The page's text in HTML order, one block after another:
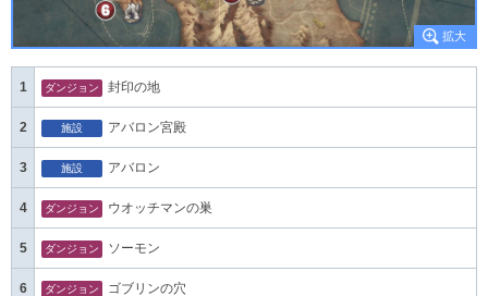
1 ダンジョン 封印の地
2 施設 アバロン宮殿
3 施設 アバロン
4 ダンジョン ウオッチマンの巣
5 ダンジョン ソーモン
6 ダンジョン ゴブリンの穴